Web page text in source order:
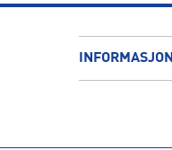
INFORMASJON